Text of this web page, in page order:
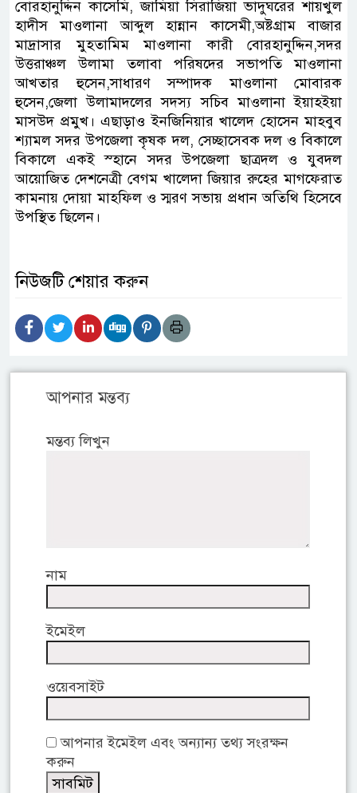
বোরহানুদ্দিন কাসেমি, জামিয়া সিরাজিয়া ভাদুঘরের শায়খুল
হাদীস মাওলানা আব্দুল হান্নান কাসেমী,অষ্টগ্রাম বাজার
মাদ্রাসার মুহতামিম মাওলানা কারী বোরহানুদ্দিন,সদর
উত্তরাঞ্চল উলামা তলাবা পরিষদের সভাপতি মাওলানা
আখতার হুসেন,সাধারণ সম্পাদক মাওলানা মোবারক
হুসেন,জেলা উলামাদলের সদস্য সচিব মাওলানা ইয়াহইয়া
মাসউদ প্রমুখ। এছাড়াও ইনজিনিয়ার খালেদ হোসেন মাহবুব
শ্যামল সদর উপজেলা কৃষক দল, সেচ্ছাসেবক দল ও বিকালে
বিকালে একই স্হানে সদর উপজেলা ছাত্রদল ও যুবদল
আয়োজিত দেশনেত্রী বেগম খালেদা জিয়ার রুহের মাগফেরাত
কামনায় দোয়া মাহফিল ও স্মরণ সভায় প্রধান অতিথি হিসেবে
উপস্থিত ছিলেন।
নিউজটি শেয়ার করুন
আপনার মন্তব্য
মন্তব্য লিখুন
নাম
ইমেইল
ওয়েবসাইট
আপনার ইমেইল এবং অন্যান্য তথ্য সংরক্ষন
করুন